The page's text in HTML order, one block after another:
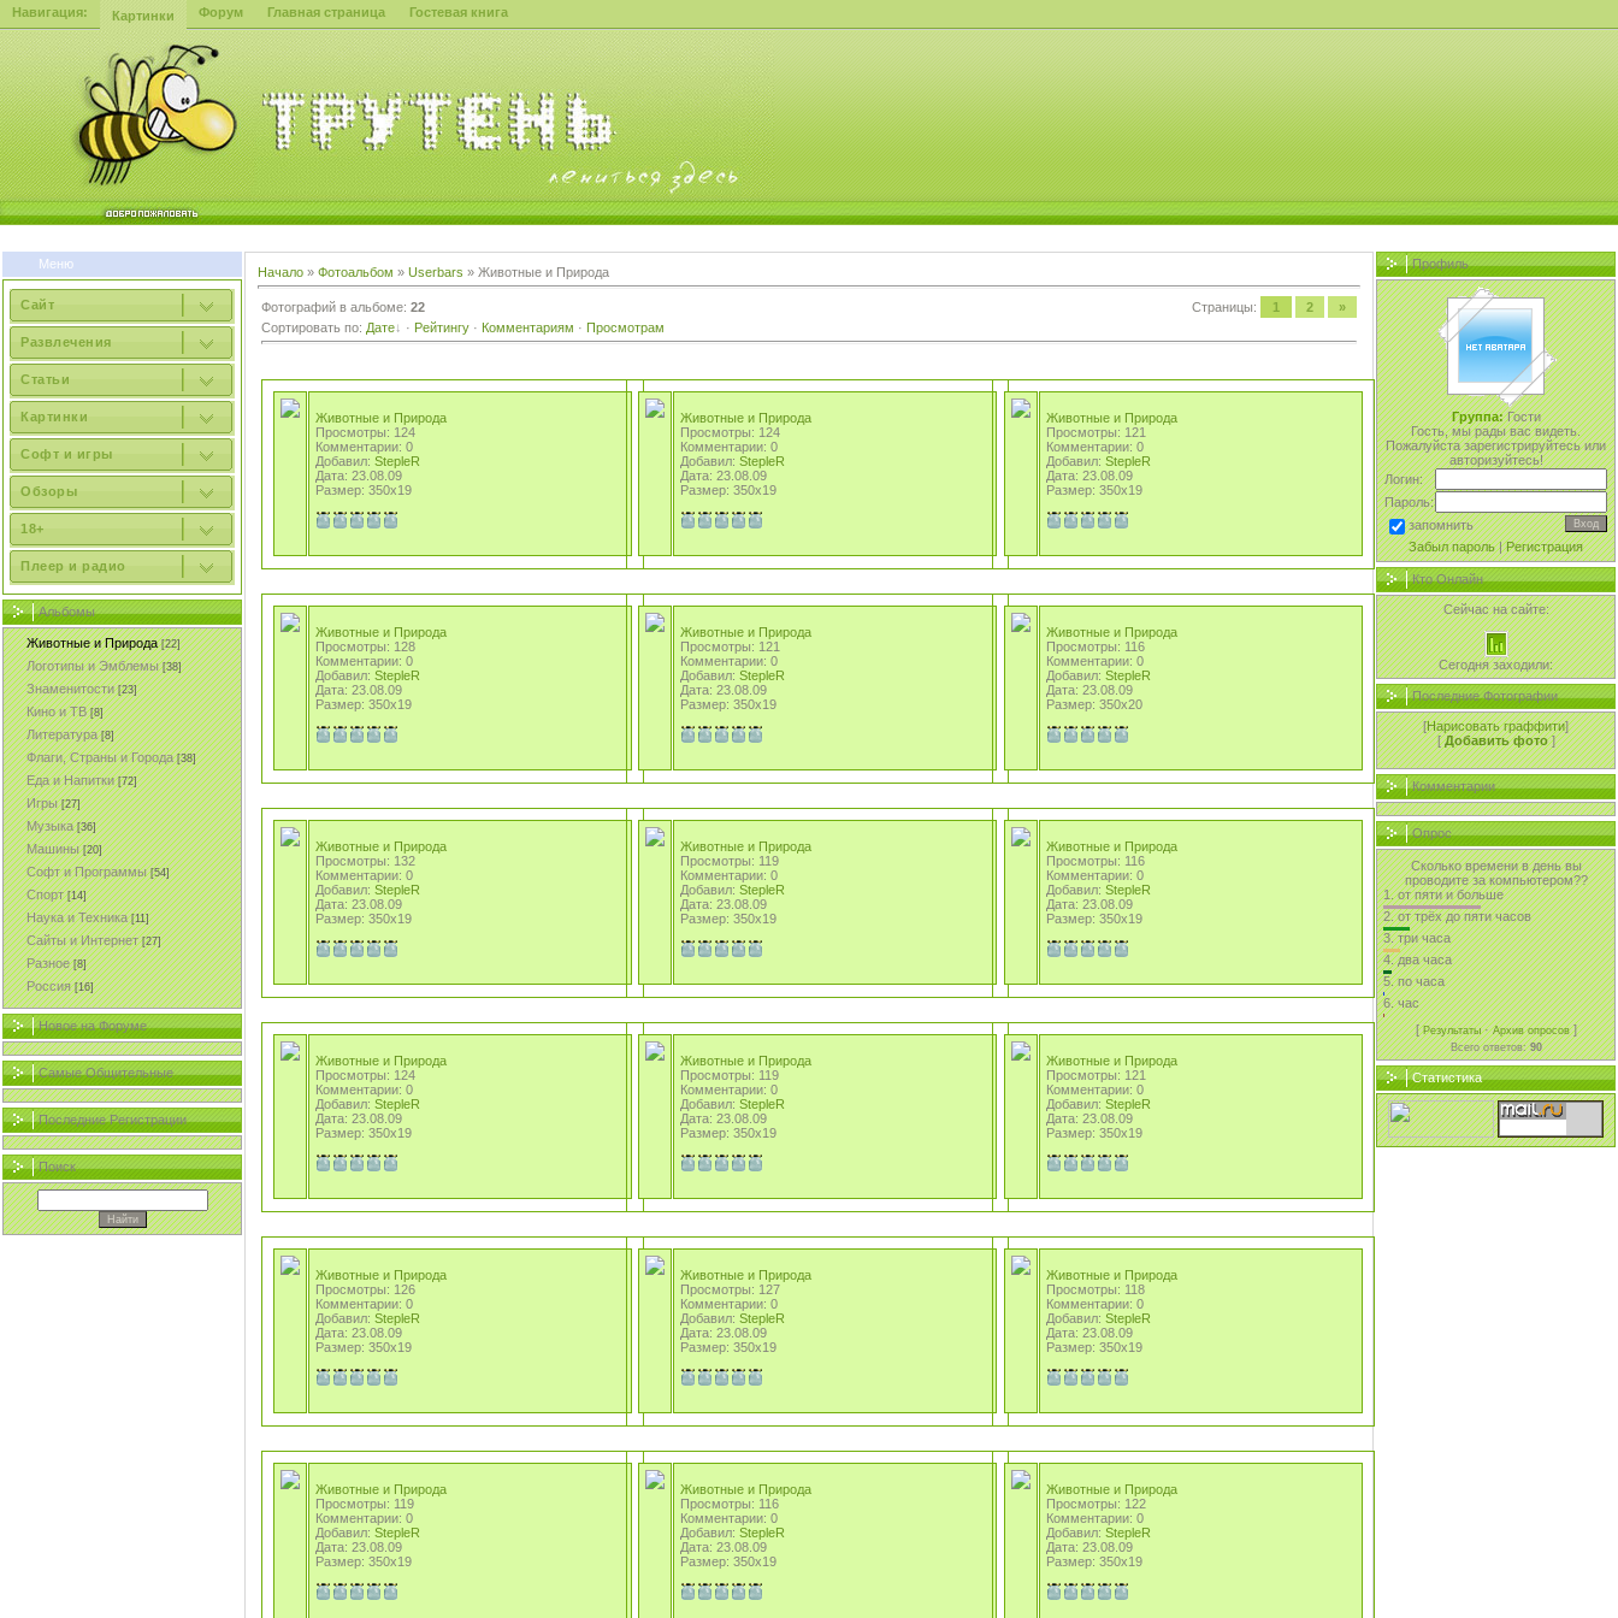
Навигация: Картинки Форум Главная страница Гостевая книга
Меню
Сайт
Развлечения
Статьи
Картинки
Софт и игры
Обзоры
18+
Плеер и радио
Альбомы
Животные и Природа [22]
Логотипы и Эмблемы [38]
Знаменитости [23]
Кино и ТВ [8]
Литература [8]
Флаги, Страны и Города [38]
Еда и Напитки [72]
Игры [27]
Музыка [36]
Машины [20]
Софт и Программы [54]
Спорт [14]
Наука и Техника [11]
Сайты и Интернет [27]
Разное [8]
Россия [16]
Новое на Форуме
Самые Общительные
Последние Регистрации
Поиск
Начало » Фотоальбом » Userbars » Животные и Природа
Фотографий в альбоме: 22 Страницы: 1 2
»
Сортировать по: Дате · Рейтингу · Комментариям · Просмотрам
Животные и Природа
Просмотры: 124
Комментарии: 0
Добавил: StepleR
Дата: 23.08.09
Размер: 350x19
Животные и Природа
Просмотры: 124
Комментарии: 0
Добавил:StepleR
Дата: 23.08.09
Размер: 350x19
Животные и Природа
Просмотры: 121
Комментарии: 0
Добавил: StepleR
Дата: 23.08.09
Размер: 350x19
Животные и Природа
Просмотры: 128
Комментарии: 0
Добавил: StepleR
Дата: 23.08.09
Размер: 350x19
Животные и Природа
Просмотры: 121
Комментарии: 0
Добавил:StepleR
Дата: 23.08.09
Размер: 350x19
Животные и Природа
Просмотры: 116
Комментарии: 0
Добавил: StepleR
Дата: 23.08.09
Размер: 350x20
Животные и Природа
Просмотры: 132
Комментарии: 0
Добавил: StepleR
Дата: 23.08.09
Размер: 350x19
Животные и Природа
Просмотры: 119
Комментарии: 0
Добавил:StepleR
Дата: 23.08.09
Размер: 350x19
Животные и Природа
Просмотры: 116
Комментарии: 0
Добавил: StepleR
Дата: 23.08.09
Размер: 350x19
Животные и Природа
Просмотры: 124
Комментарии: 0
Добавил: StepleR
Дата: 23.08.09
Размер: 350x19
Животные и Природа
Просмотры: 119
Комментарии: 0
Добавил:StepleR
Дата: 23.08.09
Размер: 350x19
Животные и Природа
Просмотры: 121
Комментарии: 0
Добавил: StepleR
Дата: 23.08.09
Размер: 350x19
Животные и Природа
Просмотры: 126
Комментарии: 0
Добавил: StepleR
Дата: 23.08.09
Размер: 350x19
Животные и Природа
Просмотры: 127
Комментарии: 0
Добавил:StepleR
Дата: 23.08.09
Размер: 350x19
Животные и Природа
Просмотры: 118
Комментарии: 0
Добавил: StepleR
Дата: 23.08.09
Размер: 350x19
Животные и Природа
Просмотры: 119
Комментарии: 0
Добавил: StepleR
Дата: 23.08.09
Размер: 350x19
Животные и Природа
Просмотры: 116
Комментарии: 0
Добавил:StepleR
Дата: 23.08.09
Размер: 350x19
Животные и Природа
Просмотры: 122
Комментарии: 0
Добавил: StepleR
Дата: 23.08.09
Размер: 350x19
Профиль
Группа:Гости
Гость, мы рады вас видеть.
Пожалуйста зарегистрируйтесь или
авторизуйтесь!
Логин:
Пароль:
запомнить
Забыл пароль|Регистрация
Кто Онлайн
Сейчас на сайте:
Сегодня заходили:
Последние Фотографии
[Нарисовать граффити]
[Добавить фото ]
Комментарии
Опрос
Сколько времени в день вы
проводите за компьютером??
1.от пяти и больше
2.от трёх до пяти часов
3.три часа
4.два часа
5.по часа
6.час
[Результаты·Архив опросов]
Всего ответов:90
Статистика